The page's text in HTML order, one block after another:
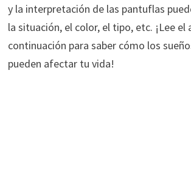
y la interpretación de las pantuflas
la situación, el color, el tipo, etc. ¡Lee el
continuación para saber cómo los
pueden afectar tu vida!